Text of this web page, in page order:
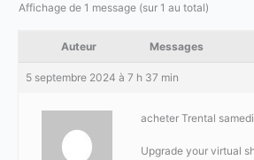
Affichage de 1 message (sur 1 au total)
Auteur Messages
5 septembre 2024 à 7 h 37 min
acheter Trental
Upgrade your virtual